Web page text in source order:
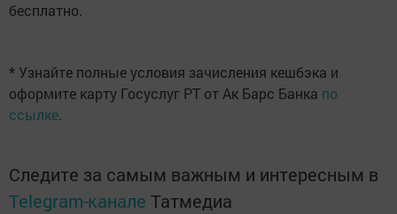
бесплатно.
* Узнайте полные условия зачисления кешбэка и
оформите карту Госуслуг РТ от Ак Барс Банка по
ссылке.
Следите за самым важным и интересным в
Telegram-канале Татмедиа